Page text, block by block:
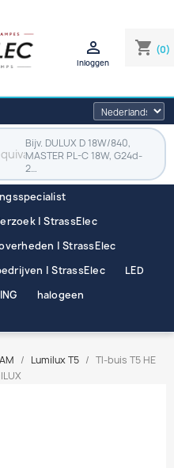
shopping_cart (0)

Inloggen
Bijv. DULUX D 18W/840,
MASTER PL-C 18W, G24d-
2…
| StrassElec
| StrassElec
| StrassElec
LED
halogeen
Lumilux T5
Tl-buis T5 HE